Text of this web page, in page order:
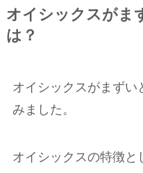
オイシックスがま
は？
オイシックスがまずい
みました。
オイシックスの特徴と